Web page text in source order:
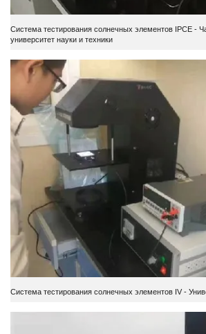
Система тестирования солнечных элементов IPCE -
университет науки и техники
Система тестирования солнечных элементов IV -